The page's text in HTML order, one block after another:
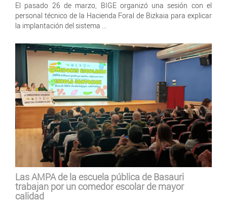
El pasado 26 de marzo, BIGE organizó una sesión con el
personal técnico de la Hacienda Foral de Bizkaia para explicar
la implantación del sistema ...
Las AMPA de la escuela pública de Basauri
trabajan por un comedor escolar de mayor
calidad